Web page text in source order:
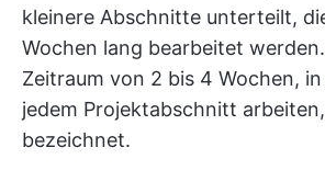
kleinere Abschnitte unterteilt,
Wochen lang bearbeitet
Zeitraum von 2 bis 4 Wochen, in
jedem Projektabschnitt
bezeichnet.